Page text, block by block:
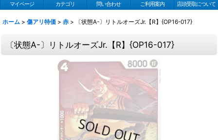
マイページ カテゴリ 問い合わせ ご利用案内 店頭受取について
ホーム > 傷アリ特価 > 赤 > 〔状態A-〕リトルオーズJr.【R】{OP16-017}
〔状態A-〕リトルオーズJr.【R】{OP16-017}